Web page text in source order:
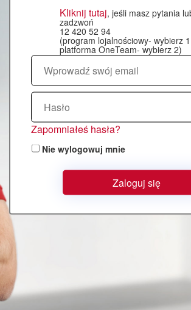
Kliknij tutaj, jeśli masz pytania
zadzwoń
12 420 52 94
(program lojalnościowy- wybierz 1
Zapomniałeś hasła?
Nie wylogowuj mnie
Zaloguj się